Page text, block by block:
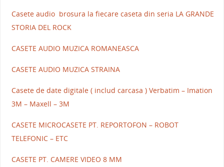
Casete audio brosura la fiecare caseta din seria LA GRANDE
STORIA DEL ROCK
CASETE AUDIO MUZICA ROMANEASCA
CASETE AUDIO MUZICA STRAINA
Casete de date digitale ( includ carcasa ) Verbatim – Imation
3M – Maxell – 3M
CASETE MICROCASETE PT. REPORTOFON – ROBOT
TELEFONIC – ETC
CASETE PT. CAMERE VIDEO 8 MM